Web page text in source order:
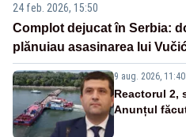
24 feb. 2026, 15:50
Complot dejucat în Serbia:
plănuiau asasinarea lui
9 aug. 2026, 11:40
Reactorul 2,
Anunțul